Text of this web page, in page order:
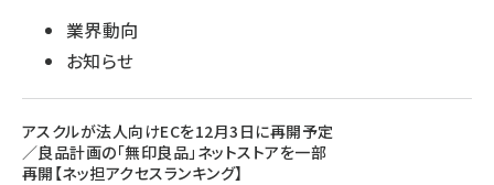
業界動向
お知らせ
アスクルが法人向けECを12月3日に再開予定
／良品計画の「無印良品」ネットストアを一部
再開【ネッ担アクセスランキング】